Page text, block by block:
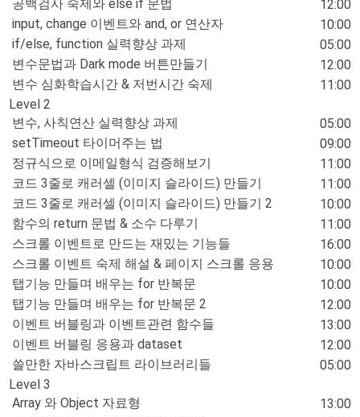
공백검사 숙제와 else if 문법
12:00
input, change 이벤트와 and, or 연산자
10:00
if/else, function 실력향상 과제
05:00
변수문법과 Dark mode 버튼만들기
12:00
변수 심화학습시간 & 저번시간 숙제
11:00
Level 2
변수, 사칙연산 실력향상 과제
05:00
setTimeout 타이머주는 법
09:00
정규식으로 이메일형식 검증해보기
11:00
코드 3줄로 캐러셀 (이미지 슬라이드) 만들기
11:00
코드 3줄로 캐러셀 (이미지 슬라이드) 만들기 2
10:00
함수의 return 문법 & 소수 다루기
11:00
스크롤 이벤트로 만드는 재밌는 기능들
16:00
스크롤 이벤트 숙제 해설 & 페이지 스크롤 응용
10:00
탭기능 만들며 배우는 for 반복문
10:00
탭기능 만들며 배우는 for 반복문 2
12:00
이벤트 버블링과 이벤트관련 함수들
13:00
이벤트 버블링 응용과 dataset
12:00
쓸만한 자바스크립트 라이브러리들
05:00
Level 3
Array 와 Object 자료형
13:00